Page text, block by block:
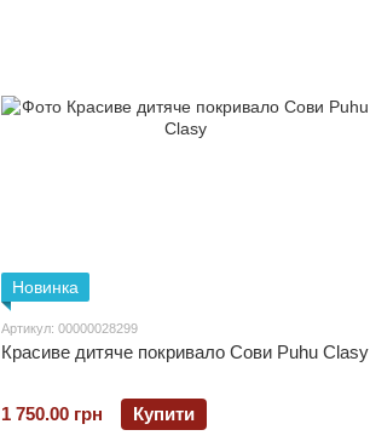
Новинка
Артикул: 00000028299
Красиве дитяче покривало Сови Puhu Clasy
1 750.00 грн Купити